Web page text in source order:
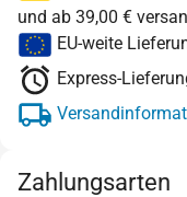
und ab 39,00 €
EU-weite
Express-
Zahlungsarten